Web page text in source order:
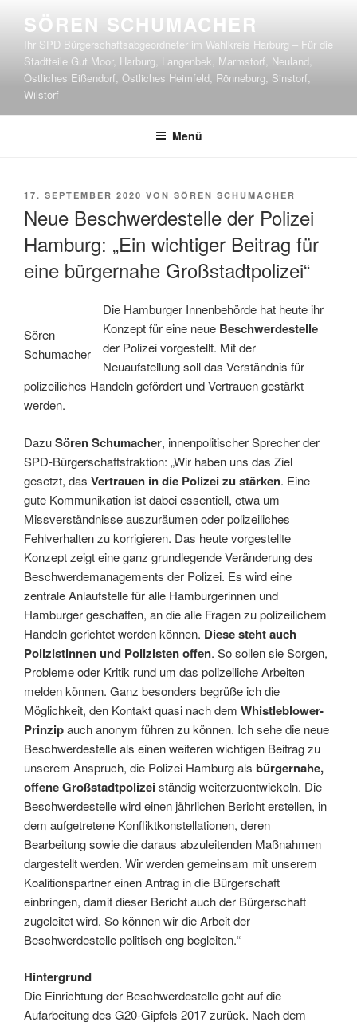
Inhalt
springen
SÖREN SCHUMACHER
Ihr SPD Bürgerschaftsabgeordneter im Wahlkreis Harburg – Für die
Stadtteile Gut Moor, Harburg, Langenbek, Marmstorf, Neuland,
Östliches Eißendorf, Östliches Heimfeld, Rönneburg, Sinstorf,
Wilstorf
Menü
VERÖFFENTLICHT
17. SEPTEMBER 2020 VON SÖREN SCHUMACHER
Neue Beschwerdestelle der Polizei
Hamburg: „Ein wichtiger Beitrag für
eine bürgernahe Großstadtpolizei“
Sören
Schumacher
Die Hamburger Innenbehörde hat heute ihr
Konzept für eine neue Beschwerdestelle
der Polizei vorgestellt. Mit der
Neuaufstellung soll das Verständnis für
polizeiliches Handeln gefördert und Vertrauen gestärkt
werden.
DazuSören Schumacher, innenpolitischer Sprecher der
SPD-Bürgerschaftsfraktion: „Wir haben uns das Ziel
gesetzt, das Vertrauen in die Polizei zu stärken. Eine
gute Kommunikation ist dabei essentiell, etwa um
Missverständnisse auszuräumen oder polizeiliches
Fehlverhalten zu korrigieren. Das heute vorgestellte
Konzept zeigt eine ganz grundlegende Veränderung des
Beschwerdemanagements der Polizei. Es wird eine
zentrale Anlaufstelle für alle Hamburgerinnen und
Hamburger geschaffen, an die alle Fragen zu polizeilichem
Handeln gerichtet werden können. Diese steht auch
Polizistinnen und Polizisten offen. So sollen sie Sorgen,
Probleme oder Kritik rund um das polizeiliche Arbeiten
melden können. Ganz besonders begrüße ich die
Möglichkeit, den Kontakt quasi nach dem Whistleblower-
Prinzipauch anonym führen zu können. Ich sehe die neue
Beschwerdestelle als einen weiteren wichtigen Beitrag zu
unserem Anspruch, die Polizei Hamburg als bürgernahe,
offene Großstadtpolizeiständig weiterzuentwickeln. Die
Beschwerdestelle wird einen jährlichen Bericht erstellen, in
dem aufgetretene Konfliktkonstellationen, deren
Bearbeitung sowie die daraus abzuleitenden Maßnahmen
dargestellt werden. Wir werden gemeinsam mit unserem
Koalitionspartner einen Antrag in die Bürgerschaft
einbringen, damit dieser Bericht auch der Bürgerschaft
zugeleitet wird. So können wir die Arbeit der
Beschwerdestelle politisch eng begleiten.“
Hintergrund
Die Einrichtung der Beschwerdestelle geht auf die
Aufarbeitung des G20-Gipfels 2017 zurück. Nach dem